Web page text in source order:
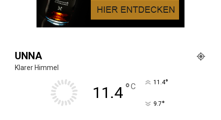
UNNA
Klarer Himmel
11.4°C 11.4°
9.7°